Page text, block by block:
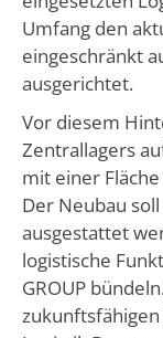
Umfang den
eingeschränkt
ausgerichtet.
Vor diesem
Zentrallagers
mit einer
Der Neubau
ausgestattet
logistische
GROUP